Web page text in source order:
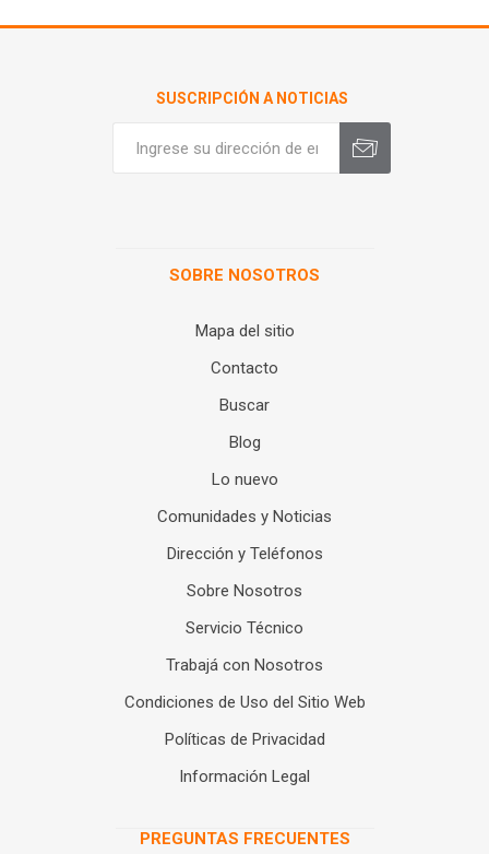
SUSCRIPCIÓN A NOTICIAS
SOBRE NOSOTROS
Mapa del sitio
Contacto
Buscar
Blog
Lo nuevo
Comunidades y Noticias
Dirección y Teléfonos
Sobre Nosotros
Servicio Técnico
Trabajá con Nosotros
Condiciones de Uso del Sitio Web
Políticas de Privacidad
Información Legal
PREGUNTAS FRECUENTES